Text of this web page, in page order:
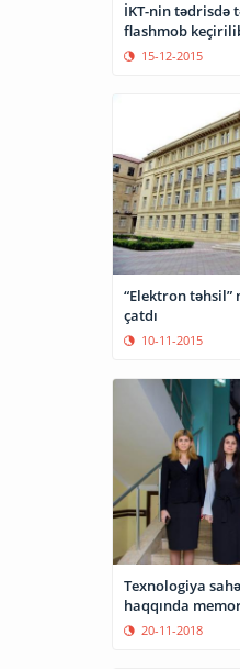
İKT-nin tədrisdə
flashmob
15-12-2015
“Elektron təhsil”
çatdı
10-11-2015
Texnologiya
haqqında
20-11-2018